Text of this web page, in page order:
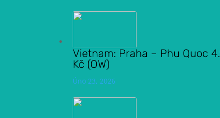
Vietnam: Praha – Phu Quoc
Kč (OW)
Úno 23, 2026